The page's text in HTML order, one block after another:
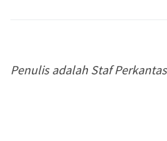
Penulis adalah Staf